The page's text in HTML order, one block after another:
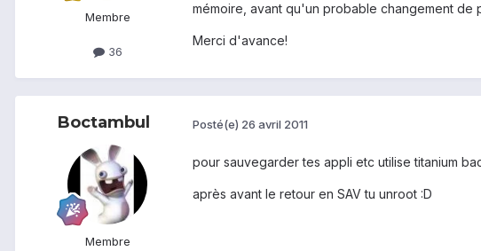
Membre
36
mémoire, avant qu'un probable changement de
Merci d'avance!
Boctambul
Membre
Posté(e) 26 avril 2011
pour sauvegarder tes appli etc utilise titanium
après avant le retour en SAV tu unroot :D